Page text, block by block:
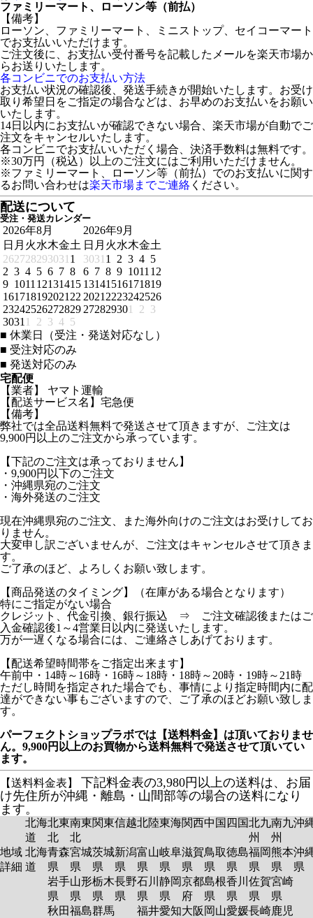
ファミリーマート、ローソン等（前払）
【備考】
ローソン、ファミリーマート、ミニストップ、セイコーマート
でお支払いいただけます。
ご注文後に、お支払い受付番号を記載したメールを楽天市場か
らお送りいたします。
各コンビニでのお支払い方法
お支払い状況の確認後、発送手続きが開始いたします。お受け
取り希望日をご指定の場合などは、お早めのお支払いをお願い
いたします。
14日以内にお支払いが確認できない場合、楽天市場が自動でご
注文をキャンセルいたします。
各コンビニでお支払いいただく場合、決済手数料は無料です。
※30万円（税込）以上のご注文にはご利用いただけません。
※ファミリーマート、ローソン等（前払）でのお支払いに関す
るお問い合わせは楽天市場までご連絡 ください。
配送について
受注・発送カレンダー
2026年8月
日 月 火水木金土
262728293031 1
2 3 4 5 6 7 8
9 1011 12131415
161718192021 22
23242526272829
3031 1 2 3 4 5
2026年9月
日 月 火水木金土
3031 1 2 3 4 5
6 7 8 9 1011 12
13141516171819
2021 2223242526
272829301 2 3
■ 休業日（受注・発送対応なし）
■ 受注対応のみ
■ 発送対応のみ
宅配便
【業者】 ヤマト運輸
【配送サービス名】宅急便
【備考】
弊社では全品送料無料で発送させて頂きますが、ご注文は
9,900円以上のご注文から承っています。
【下記のご注文は承っておりません】
・9,900円以下のご注文
・沖縄県宛のご注文
・海外発送のご注文
現在沖縄県宛のご注文、また海外向けのご注文はお受けしてお
りません。
大変申し訳ございませんが、ご注文はキャンセルさせて頂きま
す。
ご了承のほど、よろしくお願い致します。
【商品発送のタイミング】（在庫がある場合となります）
特にご指定がない場合
クレジット、代金引換、銀行振込 ⇒ ご注文確認後またはご
入金確認後1～4営業日以内に発送いたします。
万が一遅くなる場合には、ご連絡さしあげております。
【配送希望時間帯をご指定出来ます】
午前中・14時～16時・16時～18時・18時～20時・19時～21時
ただし時間を指定された場合でも、事情により指定時間内に配
達ができない事もございますので、ご了承のほどお願い致しま
す。
パーフェクトショップラボでは【送料料金】は頂いておりませ
ん。9,900円以上のお買物から送料無料で発送させて頂いてい
ます。
【送料料金表】
下記料金表の3,980円以上の送料は、お届
け先住所が沖縄・離島・山間部等の場合の送料になり
ます。
北海
道
北東
北
南東
北
関東信越北陸東海関西中国 四国北九
州
南九
州
沖
地域
詳細
北海
道
青森
県
岩手
県
秋田
宮城
県
山形
県
福島
茨城
県
栃木
県
群馬
新潟
県
長野
県
富山
県
石川
県
福井
岐阜
県
静岡
県
愛知
滋賀
県
京都
府
大阪
鳥取
県
島根
県
岡山
徳島
県
香川
県
愛媛
福岡
県
佐賀
県
長崎
熊本
県
宮崎
県
鹿児
沖